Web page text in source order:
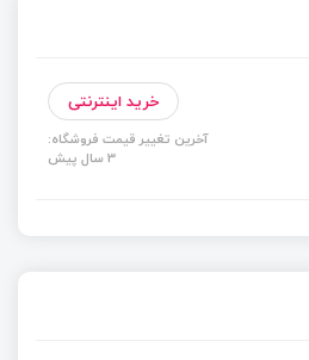
خرید اینترنتی
آخرین تغییر قیمت فروشگاه:
3 سال پیش